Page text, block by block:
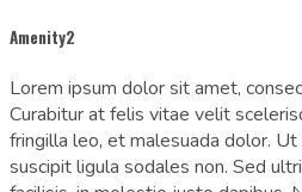
Amenity2
Lorem ipsum dolor sit amet,
Curabitur at felis vitae velit
fringilla leo, et malesuada dolor.
suscipit ligula sodales non. Sed